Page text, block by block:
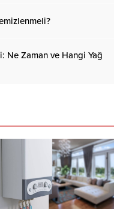
Ne Zaman ve Hangi Yağ